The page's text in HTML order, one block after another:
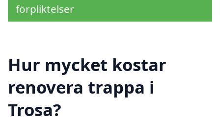
förpliktelser
Hur mycket kostar
renovera trappa i
Trosa?